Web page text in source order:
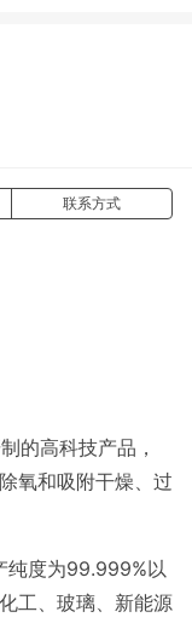
联系方式
的高科技产品，
氧和吸附干燥、过
纯度为99.999%以
工、玻璃、新能源